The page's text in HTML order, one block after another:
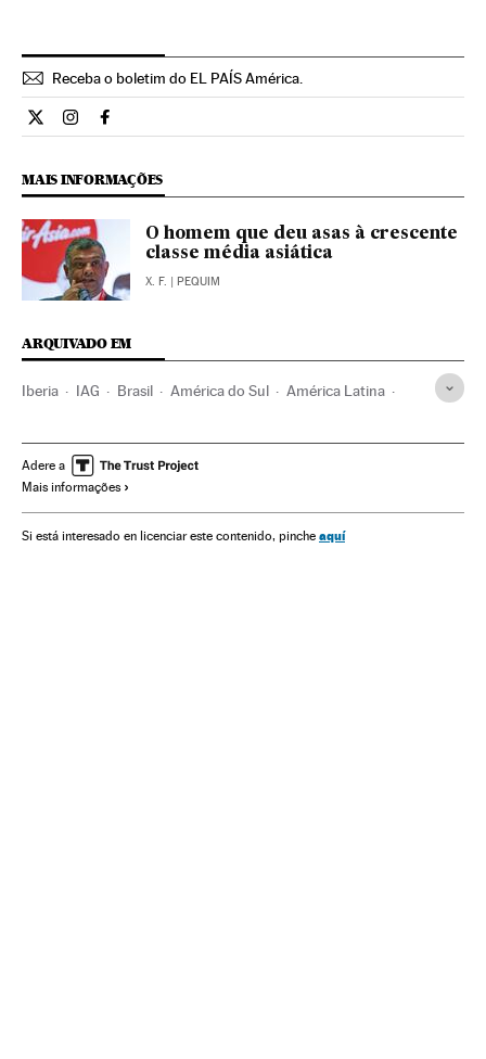
Receba o boletim do EL PAÍS América.
Economia El País Brasil en Twitter
Economia El País Brasil en Instagram
Economia El País Brasil en Facebook
MAIS INFORMAÇÕES
O homem que deu asas à crescente
classe média asiática
X. F. | PEQUIM
ARQUIVADO EM
Iberia IAG Brasil América do Sul América Latina
Transporte aéreo Empresas
Adere a
Mais informações
Si está interesado en licenciar este contenido, pinche aquí